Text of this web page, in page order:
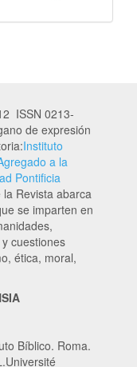
ISSN 0213-
de expresión
Instituto
a la
Pontificia
Revista abarca
se imparten en
cuestiones
ética, moral,
Bíblico. Roma.